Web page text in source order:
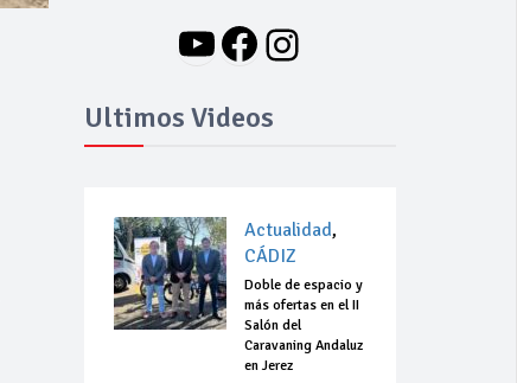
YouTube
Facebook
Instagram
Ultimos Videos
Actualidad,
CÁDIZ
Doble de espacio y
más ofertas en el II
Salón del
Caravaning Andaluz
en Jerez